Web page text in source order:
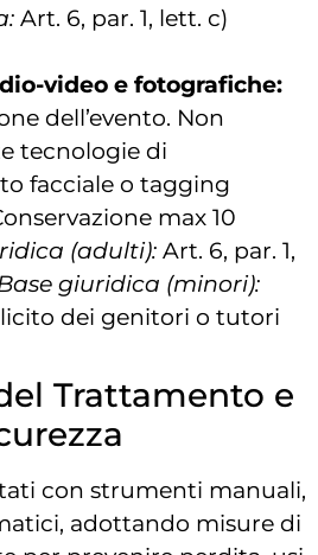
Art. 6, par. 1, lett. c)
video e fotografiche:
dell’evento. Non
tecnologie di
facciale o tagging
max 10
(adulti): Art. 6, par. 1,
giuridica (minori):
dei genitori o tutori
Trattamento e
con strumenti manuali,
adottando misure di